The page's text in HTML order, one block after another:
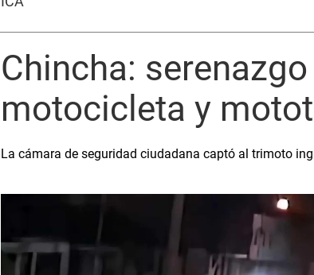
Chincha:
motocicleta y
La cámara de seguridad ciudadana captó al trimoto